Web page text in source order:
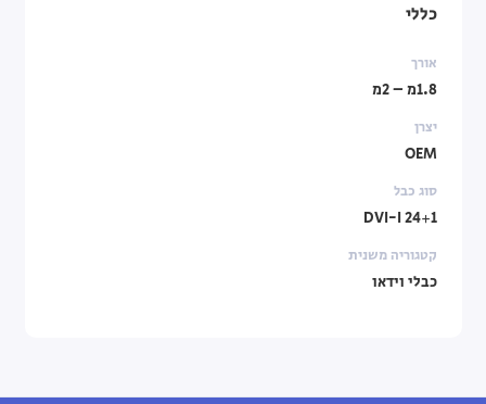
כללי
אורך
1.8מ – 2מ
יצרן
OEM
סוג כבל
24+1 DVI-I
קטגוריה משנית
כבלי וידאו